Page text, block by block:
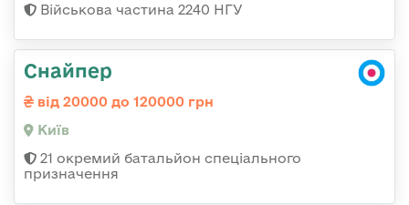
Військова частина 2240 НГУ
Снайпер
від 20000 до 120000 грн
Київ
21 окремий батальйон спеціального
призначення